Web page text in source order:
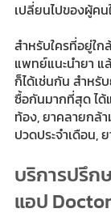
เปลี่ยนไปของผู้ค
สำหรับใครที่อยู่ใก
แพทย์แนะนำยา แ
ก็ได้เช่นกัน สำหรั
ซื้อกันมากที่สุด ได้
ท้อง, ยาคลายกล้
ปวดประจำเดือน,
บริการปรึก
แอป